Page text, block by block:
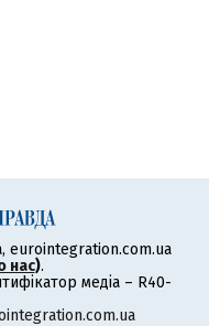
eurointegration.com.ua
нас).
медіа – R40-